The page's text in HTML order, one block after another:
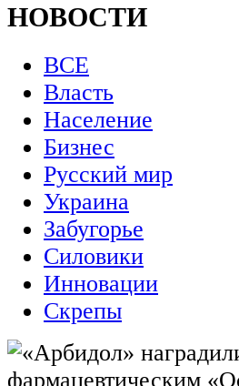
НОВОСТИ
ВСЕ
Власть
Население
Бизнес
Русский мир
Украина
Забугорье
Силовики
Инновации
Скрепы